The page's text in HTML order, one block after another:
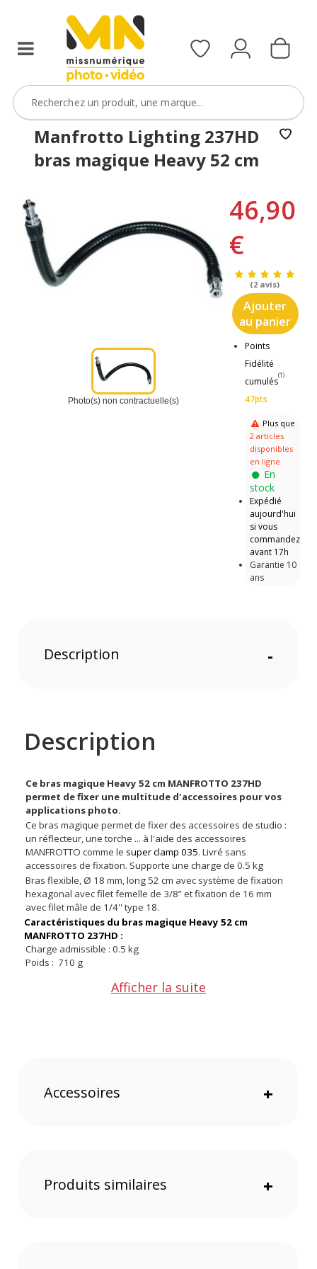
Manfrotto Lighting 237HD
bras magique Heavy 52 cm
Photo(s) non contractuelle(s)
46,90
€
(2 avis)
Ajouter
au panier
Points
Fidélité
cumulés
(1)
47pts
Plus que
2 articles
disponibles
en ligne
En
stock
Expédié
aujourd'hui
si vous
commandez
avant 17h
Garantie 10
ans
Description -
Description
Ce bras magique Heavy 52 cm MANFROTTO 237HD
permet de fixer une multitude d'accessoires pour vos
applications photo.
Ce bras magique permet de fixer des accessoires de studio :
un réflecteur, une torche ... à l'aide des accessoires
MANFROTTO comme le super clamp 035. Livré sans
accessoires de fixation. Supporte une charge de 0.5 kg
Bras flexible, Ø 18 mm, long 52 cm avec système de fixation
hexagonal avec filet femelle de 3/8” et fixation de 16 mm
avec filet mâle de 1/4'' type 18.
Caractéristiques du bras magique Heavy 52 cm
MANFROTTO 237HD :
Charge admissible : 0.5 kg
Poids : 710 g
Afficher la suite
Accessoires +
Produits similaires +